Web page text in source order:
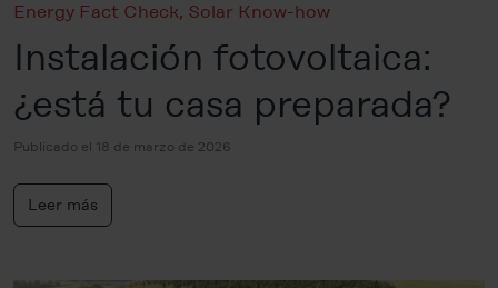
Energy Fact Check, Solar Know-how
Instalación fotovoltaica:
¿está tu casa preparada?
Publicado el 18 de marzo de 2026
Leer más